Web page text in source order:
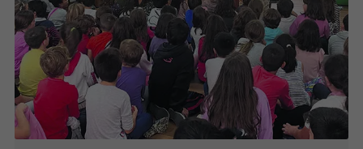
Mais informação